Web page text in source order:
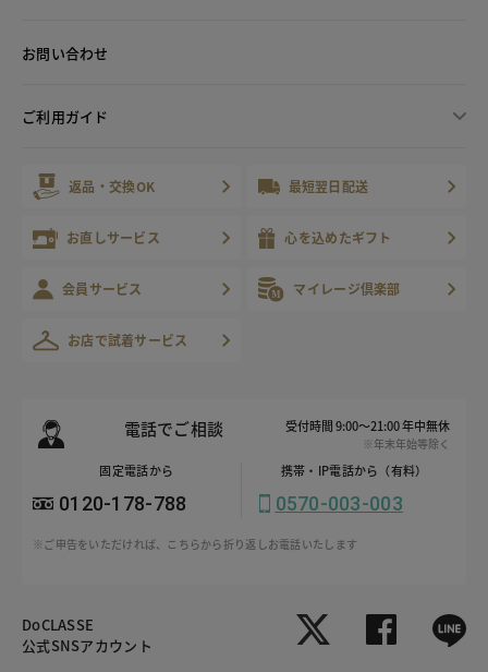
お問い合わせ
ご利用ガイド
返品・交換OK 最短翌日配送
お直しサービス 心を込めたギフト
会員サービス マイレージ倶楽部
お店で試着サービス
電話でご相談 受付時間 9:00～21:00 年中無休
※年末年始等除く
固定電話から
0120-178-788
携帯・IP電話から（有料）
0570-003-003
※ご申告をいただければ、こちらから折り返しお電話いたします
DoCLASSE
公式SNSアカウント